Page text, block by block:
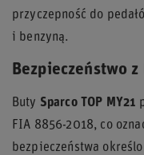
przyczepność do
i benzyną.
Bezpieczeństwo
Buty Sparco TOP MY21
FIA 8856-2018, co
bezpieczeństwa